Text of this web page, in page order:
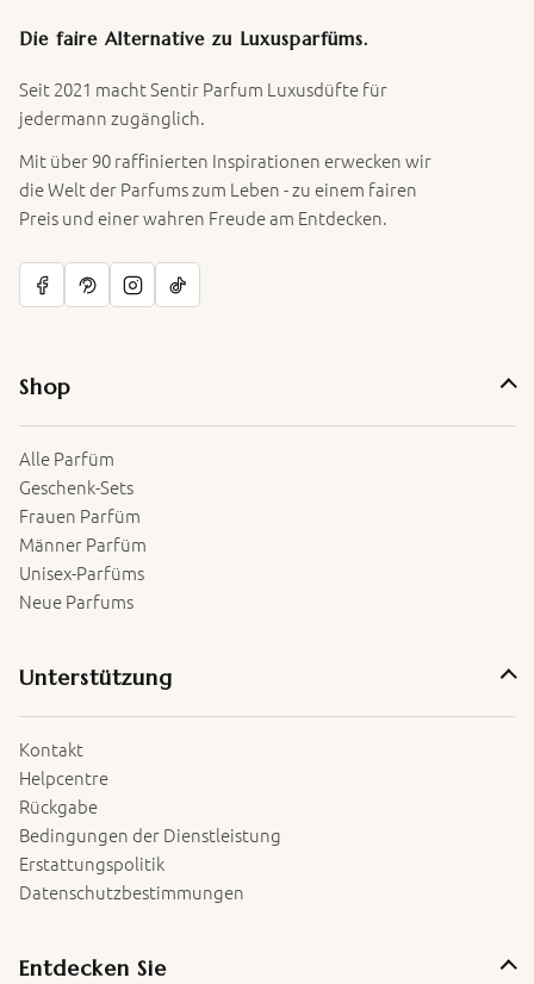
Die faire Alternative zu Luxusparfüms.
Seit 2021 macht Sentir Parfum Luxusdüfte für
jedermann zugänglich.
Mit über 90 raffinierten Inspirationen erwecken wir
die Welt der Parfums zum Leben - zu einem fairen
Preis und einer wahren Freude am Entdecken.
Shop
Alle Parfüm
Geschenk-Sets
Frauen Parfüm
Männer Parfüm
Unisex-Parfüms
Neue Parfums
Unterstützung
Kontakt
Helpcentre
Rückgabe
Bedingungen der Dienstleistung
Erstattungspolitik
Datenschutzbestimmungen
Entdecken Sie